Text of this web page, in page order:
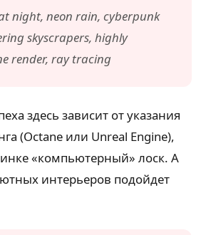
night, neon rain, cyberpunk
skyscrapers, highly
render, ray tracing
здесь зависит от указания
(Octane или Unreal Engine),
«компьютерный» лоск. А
интерьеров подойдет